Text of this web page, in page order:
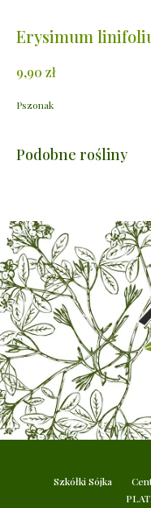
Erysimum
9,90 zł
Pszonak
Podobne rośliny
Szkółki Sójka